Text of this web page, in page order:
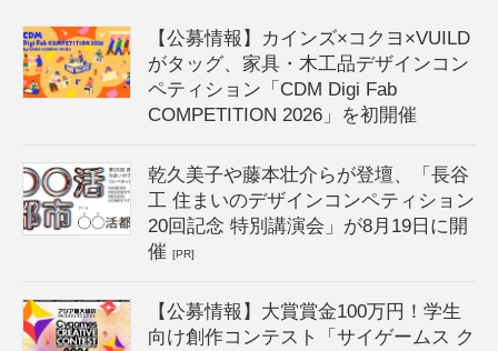
【公募情報】カインズ×コクヨ×VUILD
がタッグ、家具・木工品デザインコン
ペティション「CDM Digi Fab
COMPETITION 2026」を初開催
乾久美子や藤本壮介らが登壇、「長谷
工 住まいのデザインコンペティション
20回記念 特別講演会」が8月19日に開
催[PR]
【公募情報】大賞賞金100万円！学生
向け創作コンテスト「サイゲームス ク